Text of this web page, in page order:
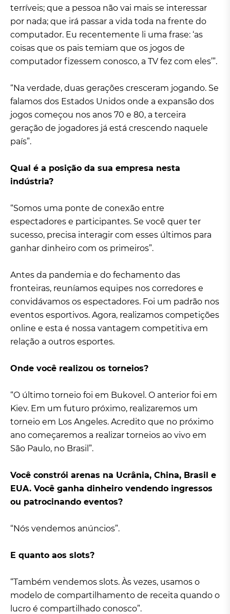
terríveis; que a pessoa não vai mais se interessar
por nada; que irá passar a vida toda na frente do
computador. Eu recentemente li uma frase: ‘as
coisas que os pais temiam que os jogos de
computador fizessem conosco, a TV fez com eles’”.
“Na verdade, duas gerações cresceram jogando. Se
falamos dos Estados Unidos onde a expansão dos
jogos começou nos anos 70 e 80, a terceira
geração de jogadores já está crescendo naquele
país”.
Qual é a posição da sua empresa nesta
indústria?
“Somos uma ponte de conexão entre
espectadores e participantes. Se você quer ter
sucesso, precisa interagir com esses últimos para
ganhar dinheiro com os primeiros”.
Antes da pandemia e do fechamento das
fronteiras, reuníamos equipes nos corredores e
convidávamos os espectadores. Foi um padrão nos
eventos esportivos. Agora, realizamos competições
online e esta é nossa vantagem competitiva em
relação a outros esportes.
Onde você realizou os torneios?
“O último torneio foi em Bukovel. O anterior foi em
Kiev. Em um futuro próximo, realizaremos um
torneio em Los Angeles. Acredito que no próximo
ano começaremos a realizar torneios ao vivo em
São Paulo, no Brasil”.
Você constrói arenas na Ucrânia, China, Brasil e
EUA. Você ganha dinheiro vendendo ingressos
ou patrocinando eventos?
“Nós vendemos anúncios”.
E quanto aos slots?
“Também vendemos slots. Às vezes, usamos o
modelo de compartilhamento de receita quando o
lucro é compartilhado conosco”.